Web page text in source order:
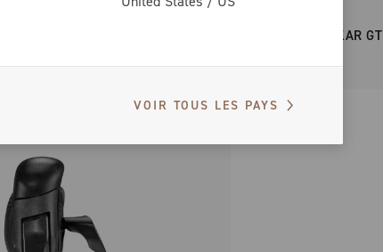
VOIR TOUS LES PAYS
PÉDALIER EKAR GT